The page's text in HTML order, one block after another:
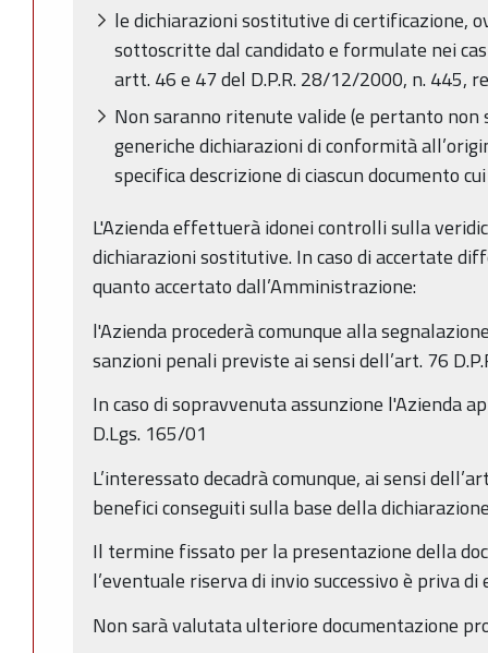
le dichiarazioni sostitutive di certificazione,
sottoscritte dal candidato e formulate nei
artt. 46 e 47 del D.P.R. 28/12/2000, n. 445,
Non saranno ritenute valide (e pertanto
generiche dichiarazioni di conformità
specifica descrizione di ciascun documento
L'Azienda effettuerà idonei controlli sulla
dichiarazioni sostitutive. In caso di accertate
quanto accertato dall’Amministrazione:
l'Azienda procederà comunque alla
sanzioni penali previste ai sensi dell’art. 76
In caso di sopravvenuta assunzione l'Azienda
D.Lgs. 165/01
L’interessato decadrà comunque, ai sensi
benefici conseguiti sulla base della
Il termine fissato per la presentazione della
l’eventuale riserva di invio successivo è priva
Non sarà valutata ulteriore documentazione